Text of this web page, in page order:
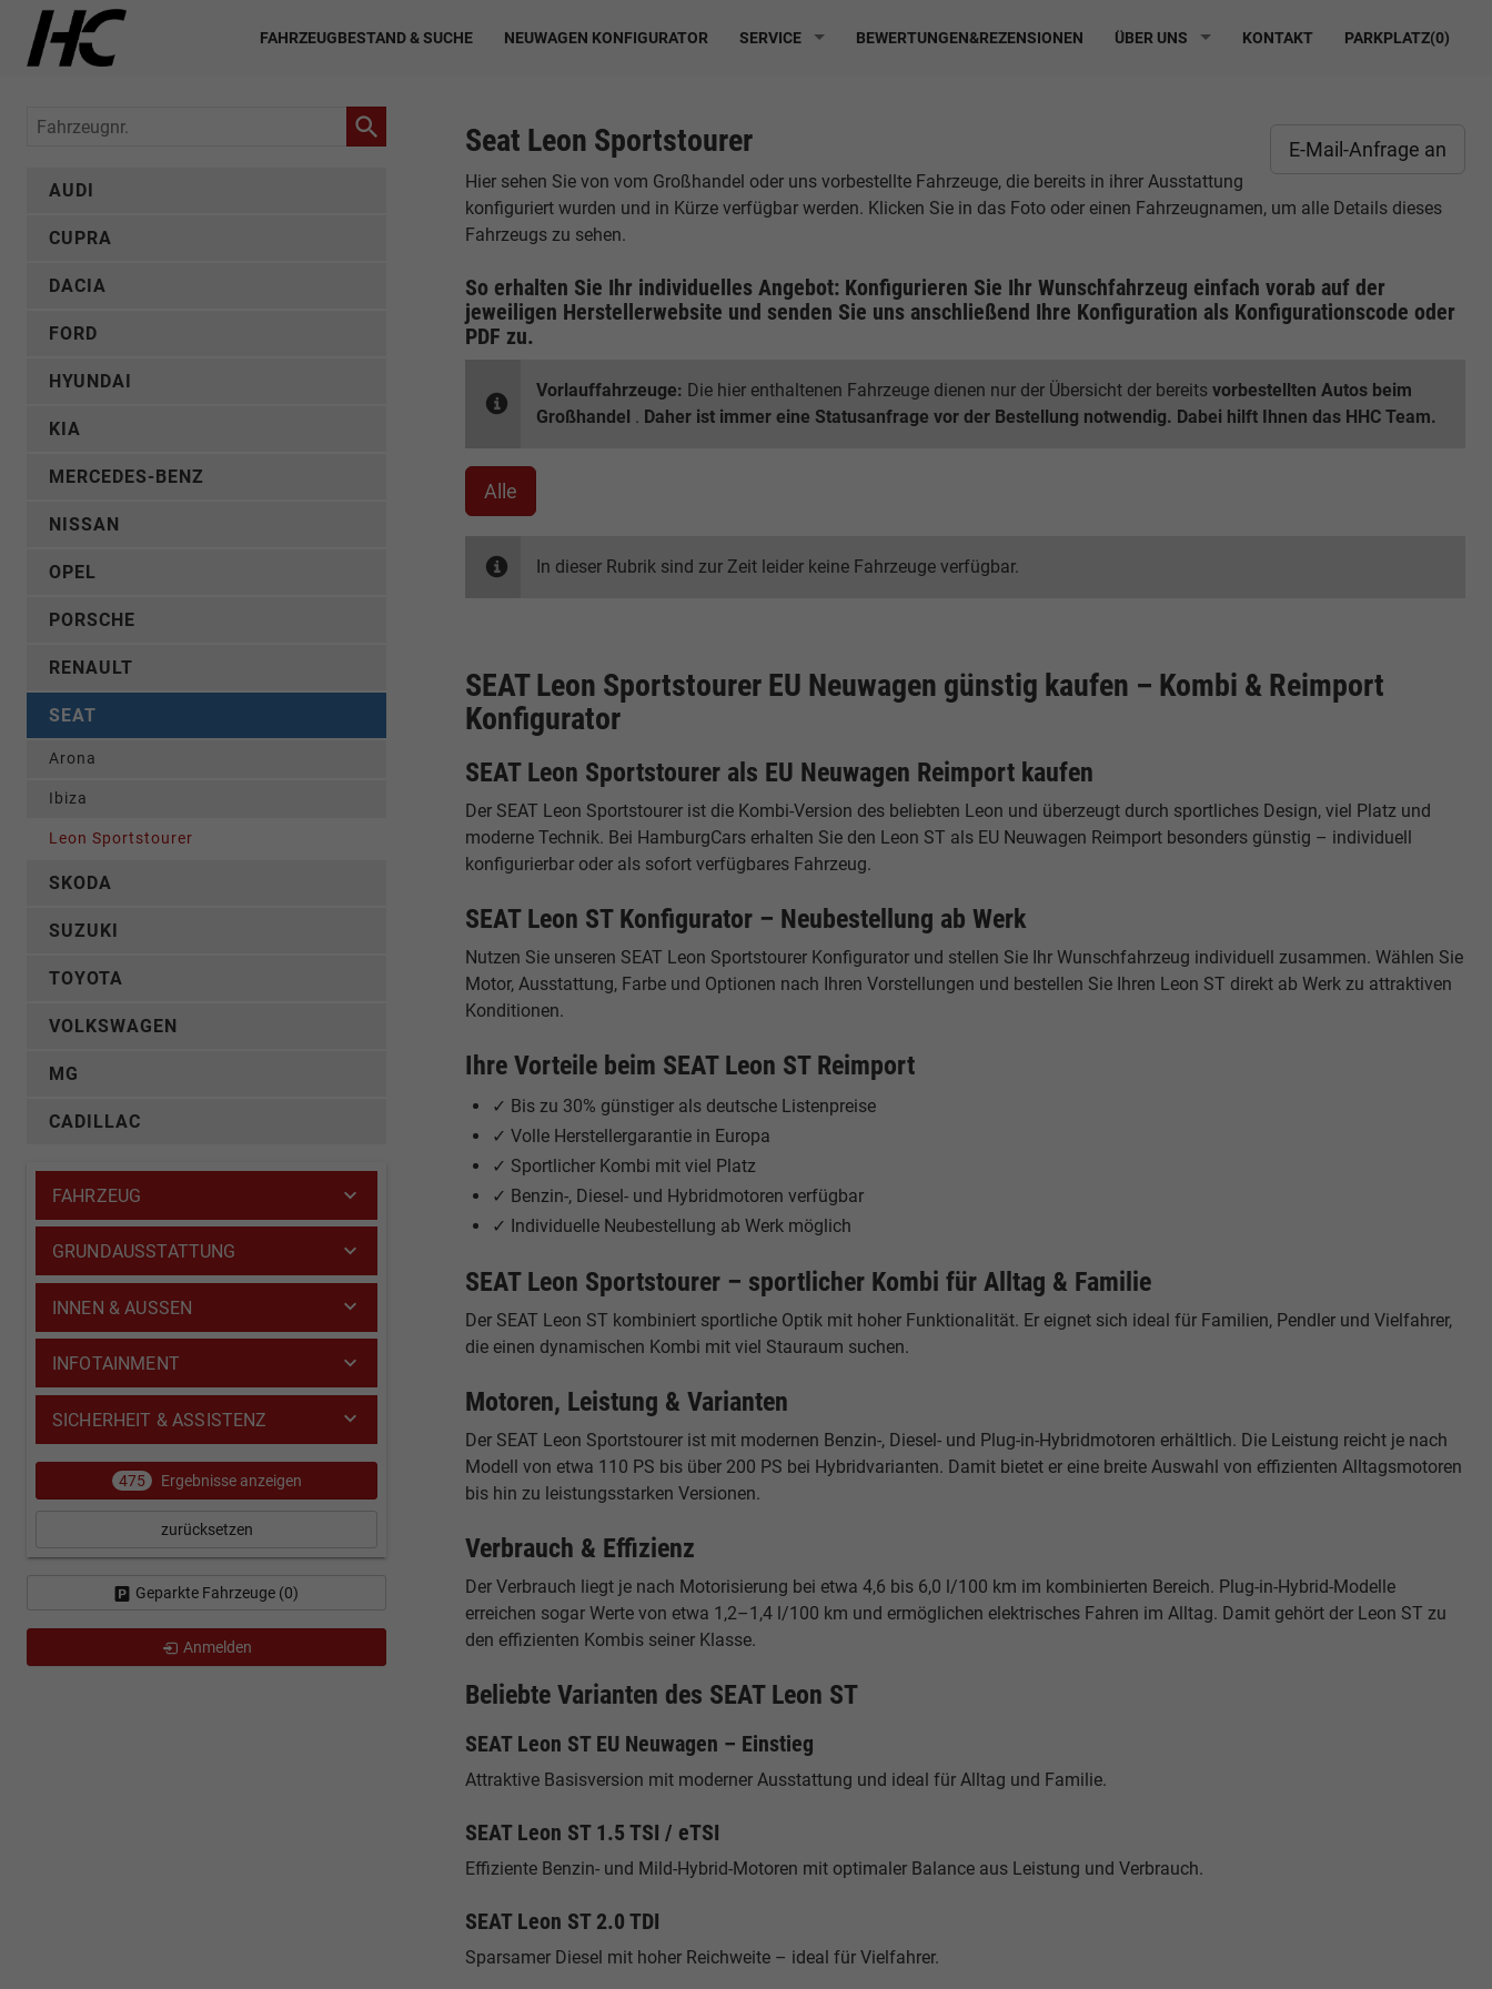
FAHRZEUGBESTAND & SUCHE NEUWAGEN KONFIGURATOR SERVICE BEWERTUNGEN&REZENSIONEN ÜBER UNS KONTAKT PARKPLATZ(0)
E-Mail-Anfrage an
Seat Leon Sportstourer
Hier sehen Sie von vom Großhandel oder uns vorbestellte Fahrzeuge, die bereits in ihrer Ausstattung
konfiguriert wurden und in Kürze verfügbar werden. Klicken Sie in das Foto oder einen Fahrzeugnamen, um alle Details dieses
Fahrzeugs zu sehen.
So erhalten Sie Ihr individuelles Angebot: Konfigurieren Sie Ihr Wunschfahrzeug einfach vorab auf der
jeweiligen Herstellerwebsite und senden Sie uns anschließend Ihre Konfiguration als Konfigurationscode oder
PDF zu.
Vorlauffahrzeuge: Die hier enthaltenen Fahrzeuge dienen nur der Übersicht der bereitsvorbestellten Autos beim
Großhandel . Daher ist immer eine Statusanfrage vor der Bestellung notwendig. Dabei hilft Ihnen das HHC Team.
Alle
In dieser Rubrik sind zur Zeit leider keine Fahrzeuge verfügbar.
SEAT Leon Sportstourer EU Neuwagen günstig kaufen – Kombi & Reimport
Konfigurator
SEAT Leon Sportstourer als EU Neuwagen Reimport kaufen
Der SEAT Leon Sportstourer ist die Kombi-Version des beliebten Leon und überzeugt durch sportliches Design, viel Platz und
moderne Technik. Bei HamburgCars erhalten Sie den Leon ST als EU Neuwagen Reimport besonders günstig – individuell
konfigurierbar oder als sofort verfügbares Fahrzeug.
SEAT Leon ST Konfigurator – Neubestellung ab Werk
Nutzen Sie unseren SEAT Leon Sportstourer Konfigurator und stellen Sie Ihr Wunschfahrzeug individuell zusammen. Wählen Sie
Motor, Ausstattung, Farbe und Optionen nach Ihren Vorstellungen und bestellen Sie Ihren Leon ST direkt ab Werk zu attraktiven
Konditionen.
Ihre Vorteile beim SEAT Leon ST Reimport
✓ Bis zu 30% günstiger als deutsche Listenpreise
✓ Volle Herstellergarantie in Europa
✓ Sportlicher Kombi mit viel Platz
✓ Benzin-, Diesel- und Hybridmotoren verfügbar
✓ Individuelle Neubestellung ab Werk möglich
SEAT Leon Sportstourer – sportlicher Kombi für Alltag & Familie
Der SEAT Leon ST kombiniert sportliche Optik mit hoher Funktionalität. Er eignet sich ideal für Familien, Pendler und Vielfahrer,
die einen dynamischen Kombi mit viel Stauraum suchen.
Motoren, Leistung & Varianten
Der SEAT Leon Sportstourer ist mit modernen Benzin-, Diesel- und Plug-in-Hybridmotoren erhältlich. Die Leistung reicht je nach
Modell von etwa 110 PS bis über 200 PS bei Hybridvarianten. Damit bietet er eine breite Auswahl von effizienten Alltagsmotoren
bis hin zu leistungsstarken Versionen.
Verbrauch & Effizienz
Der Verbrauch liegt je nach Motorisierung bei etwa 4,6 bis 6,0 l/100 km im kombinierten Bereich. Plug-in-Hybrid-Modelle
erreichen sogar Werte von etwa 1,2–1,4 l/100 km und ermöglichen elektrisches Fahren im Alltag. Damit gehört der Leon ST zu
den effizienten Kombis seiner Klasse.
Beliebte Varianten des SEAT Leon ST
SEAT Leon ST EU Neuwagen – Einstieg
Attraktive Basisversion mit moderner Ausstattung und ideal für Alltag und Familie.
SEAT Leon ST 1.5 TSI / eTSI
Effiziente Benzin- und Mild-Hybrid-Motoren mit optimaler Balance aus Leistung und Verbrauch.
SEAT Leon ST 2.0 TDI
Sparsamer Diesel mit hoher Reichweite – ideal für Vielfahrer.
Fahrzeugnr.
AUDI
CUPRA
DACIA
FORD
HYUNDAI
KIA
MERCEDES-BENZ
NISSAN
OPEL
PORSCHE
RENAULT
SEAT
Arona
Ibiza
Leon Sportstourer
SKODA
SUZUKI
TOYOTA
VOLKSWAGEN
MG
CADILLAC
FAHRZEUG
GRUNDAUSSTATTUNG
INNEN & AUSSEN
INFOTAINMENT
SICHERHEIT & ASSISTENZ
475 Ergebnisse anzeigen
zurücksetzen
Geparkte Fahrzeuge (0)
Anmelden